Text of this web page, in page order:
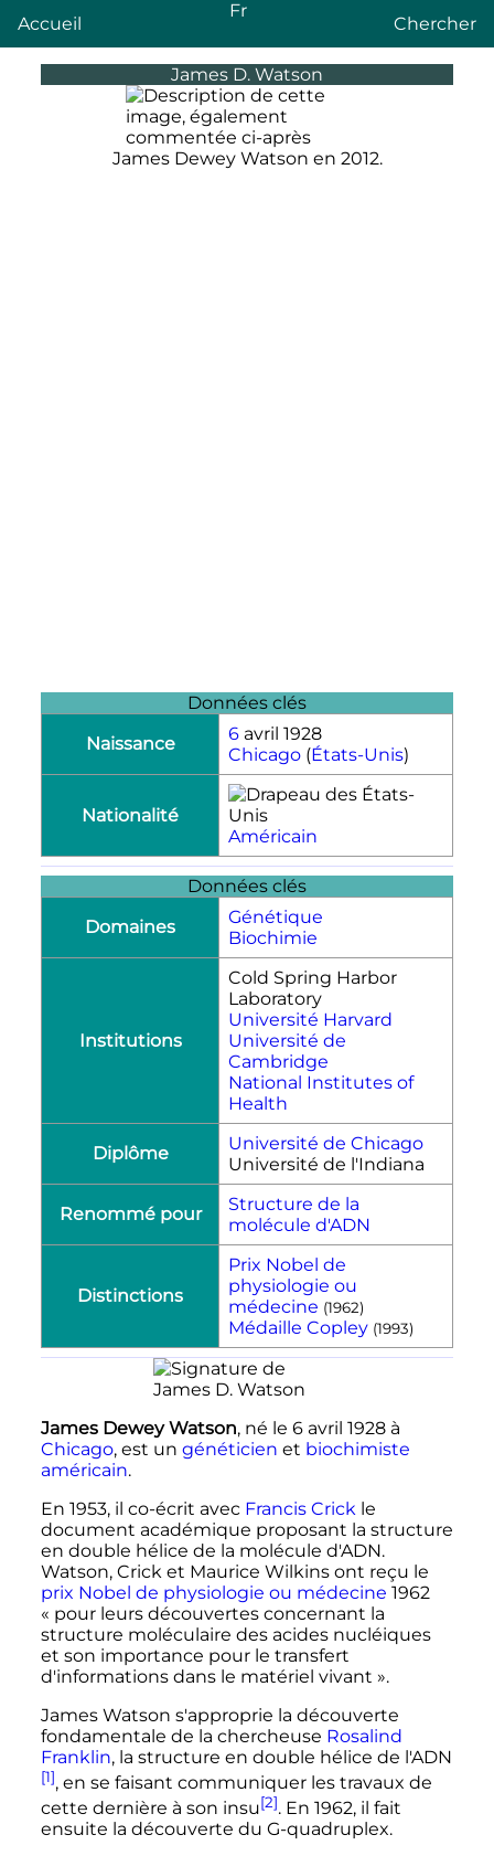
Accueil
Fr
Chercher
James D. Watson
James Dewey Watson en 2012.
Données clés
Naissance
6 avril 1928
Chicago (États-Unis)
Nationalité
Américain
Données clés
Domaines
Génétique
Biochimie
Institutions
Cold Spring Harbor
Laboratory
Université Harvard
Université de
Cambridge
National Institutes of
Health
Diplôme
Université de Chicago
Université de l'Indiana
Renommé pour
Structure de la
molécule d'ADN
Distinctions
Prix Nobel de
physiologie ou
médecine (1962)
Médaille Copley (1993)
James Dewey Watson, né le 6 avril 1928à
Chicago, est un généticien et biochimiste
américain.
En 1953, il co-écrit avec Francis Crick le
document académique proposant la structure
en double hélice de la molécule d'ADN.
Watson, Crick et Maurice Wilkins ont reçu le
prix Nobel de physiologie ou médecine 1962
« pour leurs découvertes concernant la
structure moléculaire des acides nucléiques
et son importance pour le transfert
d'informations dans le matériel vivant ».
James Watson s'approprie la découverte
fondamentale de la chercheuse Rosalind
Franklin, la structure en double hélice de l'ADN
[1], en se faisant communiquer les travaux de
cette dernière à son insu[2]. En 1962, il fait
ensuite la découverte du G-quadruplex.